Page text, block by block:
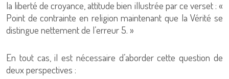
la liberté de croyance, attitude bien illustrée par ce verset : «
Point de contrainte en religion maintenant que la Vérité se
distingue nettement de l’erreur 5. »
En tout cas, il est nécessaire d’aborder cette question de
deux perspectives :